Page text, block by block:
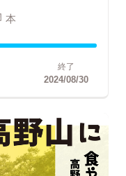
本
終了
2024/08/30